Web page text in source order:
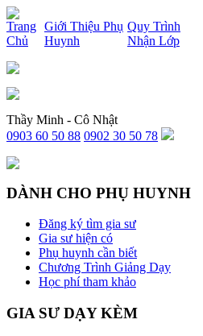
x
Trang
Chủ
Giới Thiệu Phụ
Huynh
Quy Trình
Nhận Lớp
Thầy Minh - Cô Nhật
0903 60 50 88 0902 30 50 78
DÀNH CHO PHỤ HUYNH
Đăng ký tìm gia sư
Gia sư hiện có
Phụ huynh cần biết
Chương Trình Giảng Dạy
Học phí tham khảo
GIA SƯ DẠY KÈM